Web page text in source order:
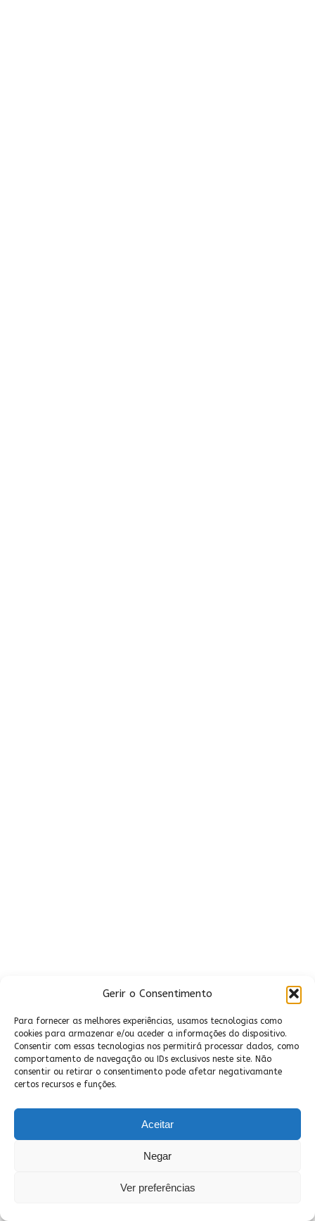
Gerir o Consentimento
Para fornecer as melhores experiências, usamos tecnologias como
cookies para armazenar e/ou aceder a informações do dispositivo.
Consentir com essas tecnologias nos permitirá processar dados, como
comportamento de navegação ou IDs exclusivos neste site. Não
consentir ou retirar o consentimento pode afetar negativamante
certos recursos e funções.
Aceitar
Negar
Ver preferências